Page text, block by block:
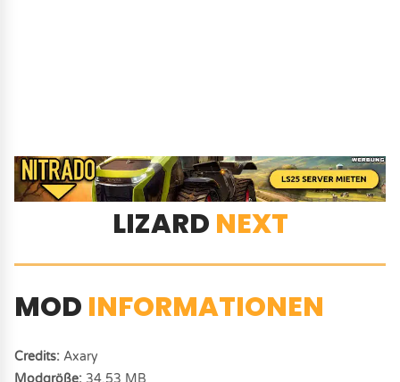
LIZARD NEXT
MOD INFORMATIONEN
Credits: Axary
Modgröße: 34,53 MB